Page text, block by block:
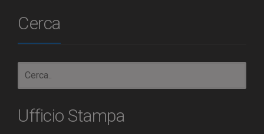
Cerca
Ufficio Stampa